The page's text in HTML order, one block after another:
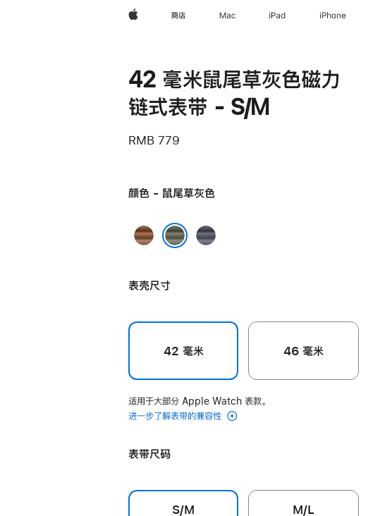
Apple 商店 Mac iPad iPhone
42 毫米鼠尾草灰色磁力
链式表带 - S/M
RMB 779
颜色 - 鼠尾草灰色
焦
海
表壳尺寸
42 毫米 46 毫米
适用于大部分 Apple Watch 表款。
进一步了解表带的兼容性
表带尺码
S/M M/L